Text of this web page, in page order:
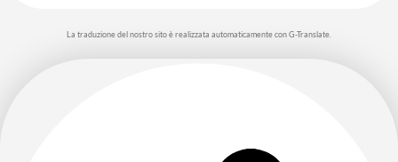
La traduzione del nostro sito è realizzata automaticamente con G-Translate.